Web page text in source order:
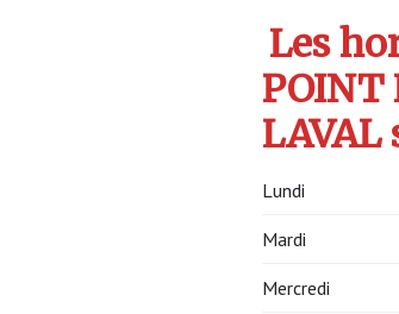
Les
POINT
LAVAL
Lundi
Mardi
Mercredi